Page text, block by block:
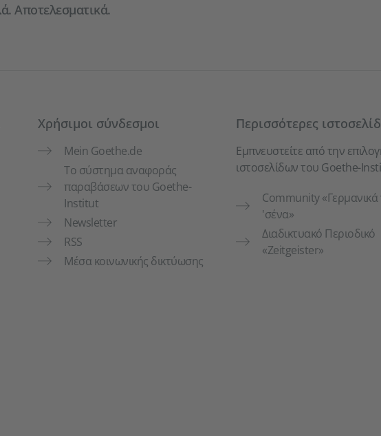
Αποτελεσματικά.
Χρήσιμοι σύνδεσμοι
Mein Goethe.de
Το σύστημα αναφοράς
παραβάσεων του Goethe-
Institut
Newsletter
RSS
Μέσα κοινωνικής δικτύωσης
Περισσότερες
Εμπνευστείτε από την
ιστοσελίδων του Goethe-
Community «Γερμανικά
'σένα»
Διαδικτυακό Περιοδικό
«Zeitgeister»